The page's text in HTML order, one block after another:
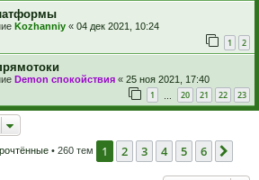
Kozhanniy « 04 дек 2021, 10:24
1 2
Demon спокойствия « 25 ноя 2021, 17:40
1 20 21 22 23
• 260 тем 1 2 3 4 5 6